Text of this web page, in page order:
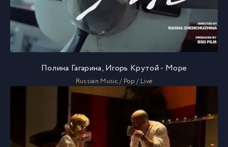
Полина Гагарина, Игорь Крутой - Море
Russian Music / Pop / Live